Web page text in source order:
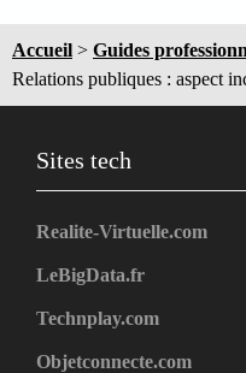
Accueil > Guides
Relations publiques : aspect
Sites tech
Realite-Virtuelle.com
LeBigData.fr
Technplay.com
Objetconnecte.com